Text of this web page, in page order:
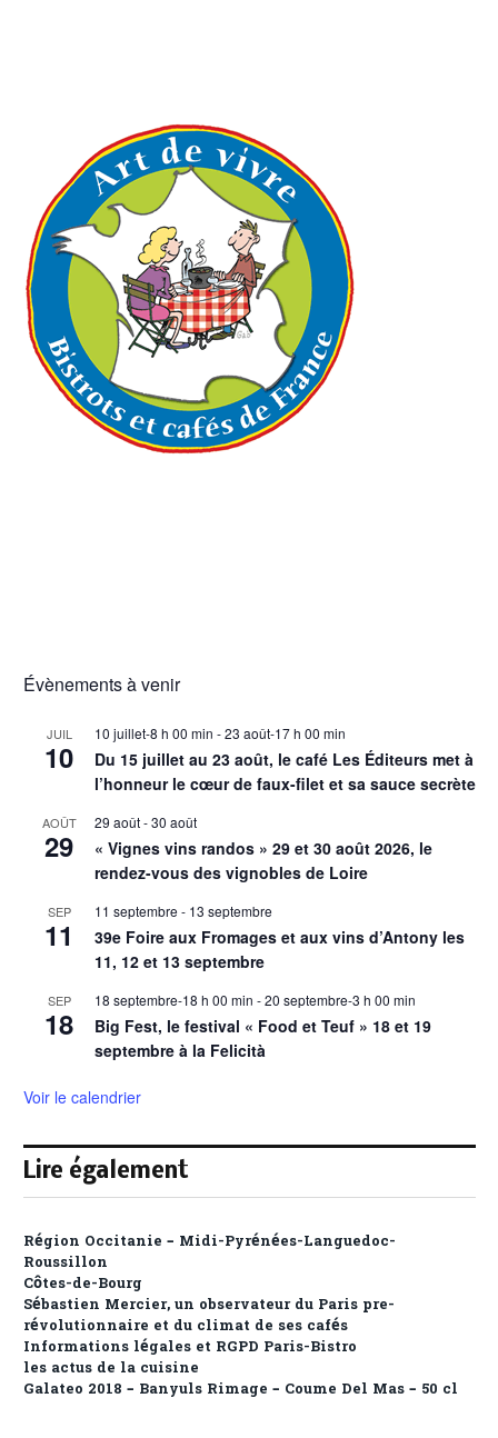
Évènements à venir
JUIL
10
10 juillet-8 h 00 min -23 août-17 h 00 min
Du 15 juillet au 23 août, le café Les Éditeurs met à
l’honneur le cœur de faux-filet et sa sauce secrète
AOÛT
29
29 août-30 août
« Vignes vins randos » 29 et 30 août 2026, le
rendez-vous des vignobles de Loire
SEP
11
11 septembre - 13 septembre
39e Foire aux Fromages et aux vins d’Antony les
11, 12 et 13 septembre
SEP
18
18 septembre-18 h 00 min -20 septembre-3 h 00 min
Big Fest, le festival « Food et Teuf » 18 et 19
septembre à la Felicità
Voir le calendrier
Lire également
Région Occitanie – Midi-Pyrénées-Languedoc-
Roussillon
Côtes-de-Bourg
Sébastien Mercier, un observateur du Paris pre-
révolutionnaire et du climat de ses cafés
Informations légales et RGPD Paris-Bistro
les actus de la cuisine
Galateo 2018 – Banyuls Rimage – Coume Del Mas – 50 cl